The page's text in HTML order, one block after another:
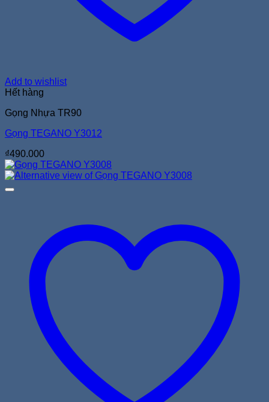
Add to wishlist
Hết hàng
Gọng Nhựa TR90
Gọng TEGANO Y3012
₫490.000